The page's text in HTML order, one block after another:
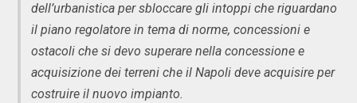
dell’urbanistica per sbloccare gli intoppi che riguardano
il piano regolatore in tema di norme, concessioni e
ostacoli che si devo superare nella concessione e
acquisizione dei terreni che il Napoli deve acquisire per
costruire il nuovo impianto.